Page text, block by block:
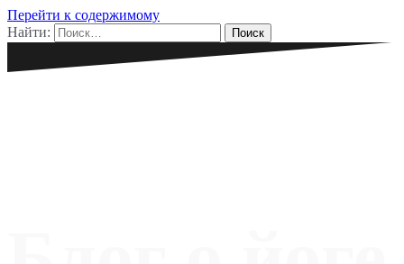
Перейти к содержимому
Найти: